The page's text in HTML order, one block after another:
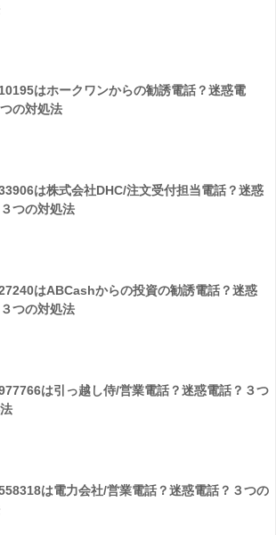
はホークワンからの勧誘電話？迷惑電
の対処法
は株式会社DHC/注文受付担当電話？迷惑
つの対処法
はABCashからの投資の勧誘電話？迷惑
つの対処法
は引っ越し侍/営業電話？迷惑電話？３つ
は電力会社/営業電話？迷惑電話？３つの